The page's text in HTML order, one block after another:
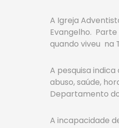
A Igreja
Evangelho.
quando viveu na
A pesquisa
abuso, saúde,
Departamento
A incapacidade